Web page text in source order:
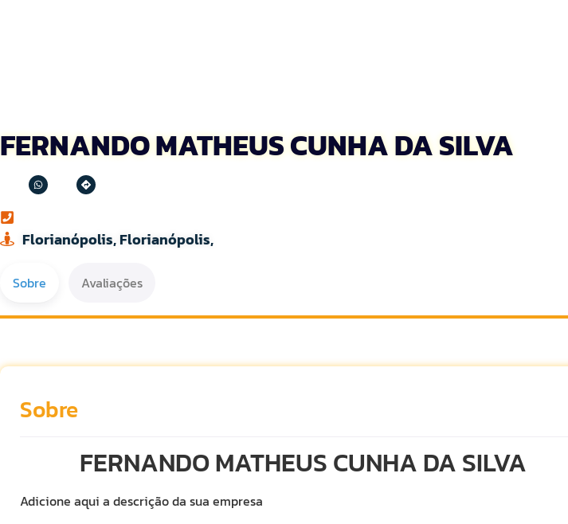
FERNANDO MATHEUS CUNHA DA SILVA
Florianópolis, Florianópolis,
Sobre Avaliações
Sobre
FERNANDO MATHEUS CUNHA DA SILVA
Adicione aqui a descrição da sua empresa